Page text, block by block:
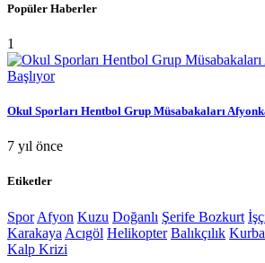
Popüler Haberler
1
Okul Sporları Hentbol Grup Müsabakaları
7 yıl önce
Etiketler
Spor Afyon Kuzu Doğanlı Şerife Bozkurt
Karakaya Acıgöl Helikopter Balıkçılık
Kalp Krizi